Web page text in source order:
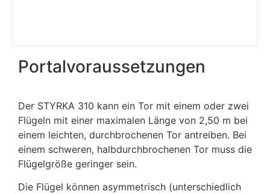
Portalvoraussetzungen
Der STYRKA 310 kann ein Tor mit einem oder zwei
Flügeln mit einer maximalen Länge von 2,50 m bei
einem leichten, durchbrochenen Tor antreiben. Bei
einem schweren, halbdurchbrochenen Tor muss die
Flügelgröße geringer sein.
Die Flügel können asymmetrisch (unterschiedlich